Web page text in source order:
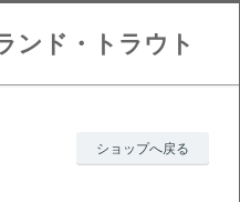
ンド・トラウト
ショップへ戻る